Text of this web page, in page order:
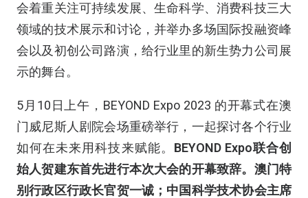
会着重关注可持续发展、生命科学、消费科技三大
领域的技术展示和讨论，并举办多场国际投融资峰
会以及初创公司路演，给行业里的新生势力公司展
示的舞台。
5 月 10 日上午， BEYOND Expo 2023 的开幕式在澳
门威尼斯人剧院会场重磅举行，一起探讨各个行业
如何在未来用科技来赋能。 BEYOND Expo联合创
始人贺建东首先进行本次大会的开幕致辞。澳门特
别行政区行政长官贺一诚；中国科学技术协会主席